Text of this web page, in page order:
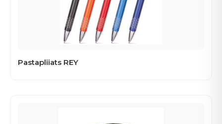
Pastapliiats REY